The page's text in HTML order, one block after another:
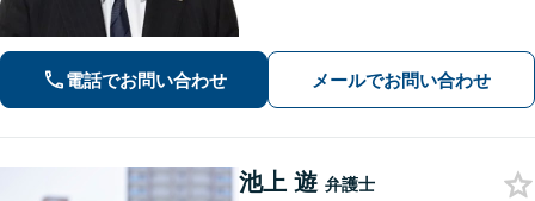
題/相続/交通事故/刑事事件など、ご相
談ください【夜間・休日対応】
電話でお問い合わせ メールでお問い合わせ
池上 遊 弁護士